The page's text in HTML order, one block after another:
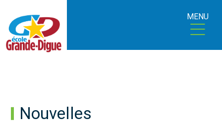
MENU
Nouvelles